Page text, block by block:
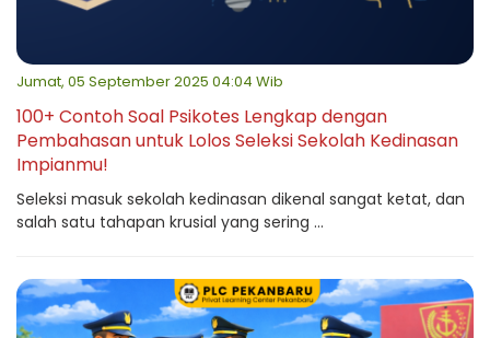
Jumat, 05 September 2025 04:04 Wib
100+ Contoh Soal Psikotes Lengkap dengan
Pembahasan untuk Lolos Seleksi Sekolah Kedinasan
Impianmu!
Seleksi masuk sekolah kedinasan dikenal sangat ketat, dan
salah satu tahapan krusial yang sering ...